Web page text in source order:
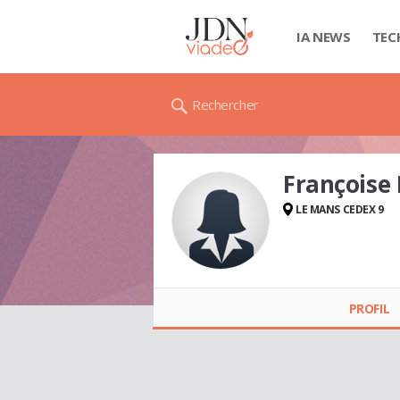
IA NEWS
Rechercher
Françoise
LE MANS CEDEX 9
PROFIL